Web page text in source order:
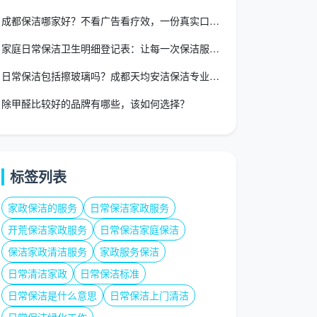
成都保洁哪家好？不看广告看疗效，一份真实口碑避坑指南
家庭日常保洁卫生明细登记表：让每一次保洁服务都有据可依
日常保洁包括擦玻璃吗？成都天均安洁保洁专业解答
除甲醛比较好的品牌有哪些，该如何选择？
标签列表
家政保洁的服务
日常保洁家政服务
开荒保洁家政服务
日常保洁家庭保洁
保洁家政清洁服务
家政服务保洁
日常清洁家政
日常保洁标准
日常保洁是什么意思
日常保洁上门清洁